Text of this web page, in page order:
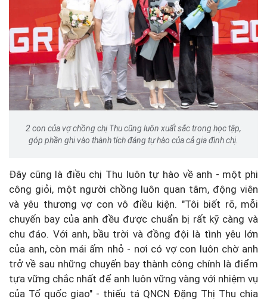
2 con của vợ chồng chị Thu cũng luôn xuất sắc trong học tập,
góp phần ghi vào thành tích đáng tự hào của cả gia đình chị.
Đây cũng là điều chị Thu luôn tự hào về anh - một phi
công giỏi, một người chồng luôn quan tâm, động viên
và yêu thương vợ con vô điều kiện. "Tôi biết rõ, mỗi
chuyến bay của anh đều được chuẩn bị rất kỹ càng và
chu đáo. Với anh, bầu trời và đồng đội là tình yêu lớn
của anh, còn mái ấm nhỏ - nơi có vợ con luôn chờ anh
trở về sau những chuyến bay thành công chính là điểm
tựa vững chắc nhất để anh luôn vững vàng với nhiệm vụ
của Tổ quốc giao" - thiếu tá QNCN Đặng Thị Thu chia